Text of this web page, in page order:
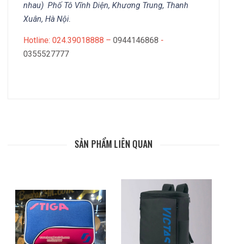
nhau) Phố Tô Vĩnh Diện, Khương Trung, Thanh
Xuân, Hà Nội.
Hotline: 024.39018888 – 0944146868 -
0355527777
SẢN PHẨM LIÊN QUAN